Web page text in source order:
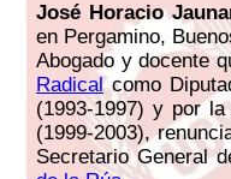
José Horacio
en Pergamino,
Abogado y docente
Radicalcomo
(1993-1997) y por
(1999-2003),
Secretario General